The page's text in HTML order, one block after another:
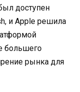
доступен
и Apple решила
большего
рынка для